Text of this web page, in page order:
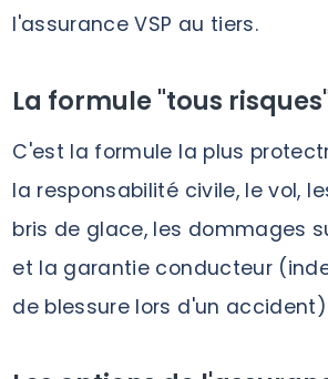
l'assurance VSP au tiers.
La formule "tous
C'est la formule la plus
la responsabilité civile, le vol,
bris de glace, les dommages
et la garantie conducteur
de blessure lors d'un